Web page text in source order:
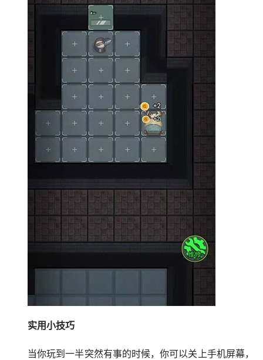
实用小技巧
当你玩到一半突然有事的时候，你可以关上手机屏幕，